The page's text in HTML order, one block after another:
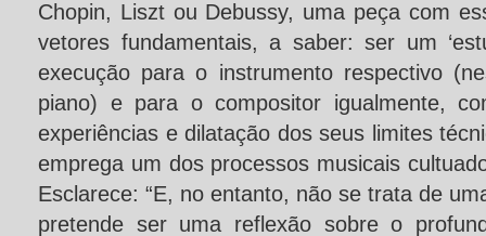
Chopin, Liszt ou Debussy, uma peça com
vetores fundamentais, a saber: ser um
execução para o instrumento respectivo
piano) e para o compositor igualmente,
experiências e dilatação dos seus limites
emprega um dos processos musicais
Esclarece: “E, no entanto, não se trata de
pretende ser uma reflexão sobre o